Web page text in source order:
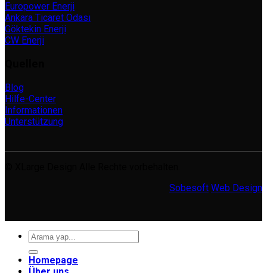
Europower Enerji
Ankara Ticaret Odası
Göktekin Enerji
CW Enerji
Blog
Hilfe-Center
Informationen
Unterstützung
Sobesoft Web Design
Suche
nach:
Homepage